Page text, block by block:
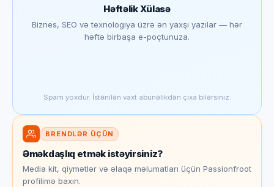
Həftəlik Xülasə
Biznes, SEO və texnologiya üzrə ən yaxşı yazılar — hər
həftə birbaşa e-poçtunuza.
Spam yoxdur. İstənilən vaxt abunəlikdən çıxa bilərsiniz.
BRENDLƏR ÜÇÜN
Əməkdaşlıq etmək istəyirsiniz?
Media kit, qiymətlər və əlaqə məlumatları üçün Passionfroot
profilimə baxın.